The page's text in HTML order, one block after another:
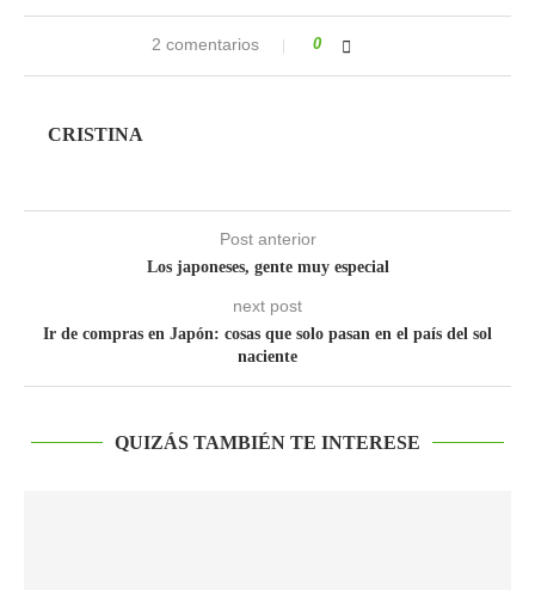
2 comentarios 0
CRISTINA
Post anterior
Los japoneses, gente muy especial
next post
Ir de compras en Japón: cosas que solo pasan en el país del sol
naciente
QUIZÁS TAMBIÉN TE INTERESE